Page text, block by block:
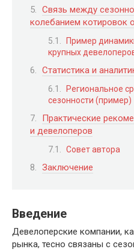
Связь между
колебанием котировок
Пример
крупных
Статистика и
Региональное
сезонности (пример)
Практические
и девелоперов
Совет автора
Заключение
Введение
Девелоперские компании,
рынка, тесно связаны с